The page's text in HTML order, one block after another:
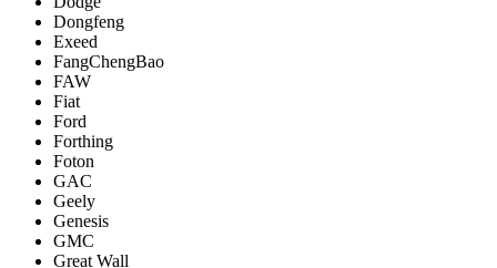
Dongfeng
Exeed
FangChengBao
FAW
Fiat
Ford
Forthing
Foton
GAC
Geely
Genesis
GMC
Great Wall